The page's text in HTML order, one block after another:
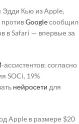
Кью из Apple,
Googleсообщил
в Safari — впервые за
-ассистентов: согласно
SOCi, 19%
нейросети для
Apple в размере $20